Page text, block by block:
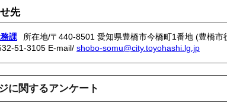
先
課
所在地/〒440-8501 愛知県豊橋市今橋町1番地 (豊橋市
51-3105 E-mail/ shobo-somu@city.toyohashi.lg.jp
に関するアンケート